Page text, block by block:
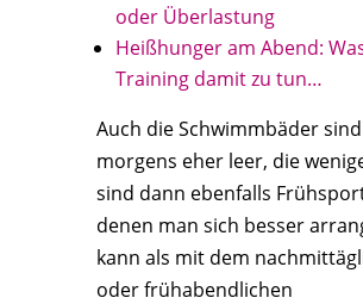
oder Überlastung
Heißhunger am Abend:
Training damit zu tun…
Auch die Schwimmbäder sind
morgens eher leer, die
sind dann ebenfalls
denen man sich besser
kann als mit dem
oder frühabendlichen